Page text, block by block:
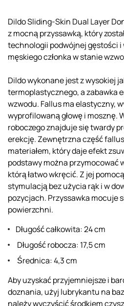
Dildo Sliding-Skin Dual Layer
z mocną przyssawką, który
technologii podwójnej gęstości i
męskiego członka w stanie
Dildo wykonane jest z wysokiej
termoplastycznego, a zabawka
wzwodu. Fallus ma elastyczny,
wyprofilowaną głowę i mosznę.
roboczego znajduje się twardy
erekcję. Zewnętrzna część
materiałem, który daje efekt
podstawy można przymocować
którą łatwo wkręcić. Z jej
stymulacją bez użycia rąk i w
pozycjach. Przyssawka mocuje
powierzchni.
Długość całkowita: 24 cm
Długość robocza: 17,5 cm
Średnica: 4,3 cm
Aby uzyskać przyjemniejsze i
doznania, użyj lubrykantu na
należy wyczyścić środkiem